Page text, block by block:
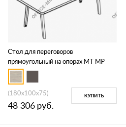
Стол для переговоров
прямоугольный на опорах МТ МР
Б1Б 150
(180x100x75)
48 306 руб.
КУПИТЬ